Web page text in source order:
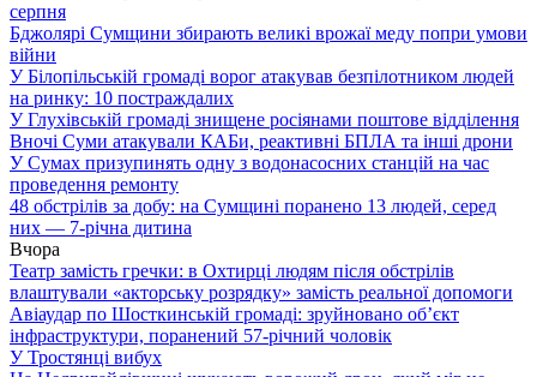
серпня
Бджолярі Сумщини збирають великі врожаї меду попри умови
війни
У Білопільській громаді ворог атакував безпілотником людей
на ринку: 10 постраждалих
У Глухівській громаді знищене росіянами поштове відділення
Вночі Суми атакували КАБи, реактивні БПЛА та інші дрони
У Сумах призупинять одну з водонасосних станцій на час
проведення ремонту
48 обстрілів за добу: на Сумщині поранено 13 людей, серед
них — 7-річна дитина
Вчора
Театр замість гречки: в Охтирці людям після обстрілів
влаштували «акторську розрядку» замість реальної допомоги
Авіаудар по Шосткинській громаді: зруйновано об’єкт
інфраструктури, поранений 57-річний чоловік
У Тростянці вибух